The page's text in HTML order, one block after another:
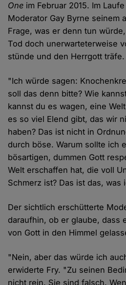
One im Februar 2015. Im
Moderator Gay Byrne seinem
Frage, was er denn tun
Tod doch unerwarteterweise
stünde und den Herrgott
"Ich würde sagen:
soll das denn bitte? Wie
kannst du es wagen, eine
es so viel Elend gibt, das wir
haben? Das ist nicht in
durch böse. Warum sollte ich
bösartigen, dummen Gott
Welt erschaffen hat, die voll
Schmerz ist? Das ist das, was
Der sichtlich erschütterte
daraufhin, ob er glaube, dass
von Gott in den Himmel
"Nein, aber das würde ich
erwiderte Fry. "Zu seinen
nicht rein. Sie sind falsch.